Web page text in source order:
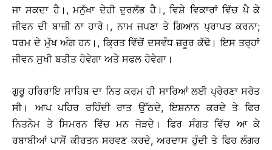
ਜਾ ਸਕਦਾ ਹੈ।, ਮਨੁੱਖਾ ਦੇਹੀ ਦੁਰਲੱਭ ਹੈ।, ਵਿਸ਼ੇ ਵਿਕਾਰਾਂ ਵਿੱਚ ਪੈ ਕੇ
ਜੀਵਨ ਦੀ ਬਾਜ਼ੀ ਨਾ ਹਾਰੋ।, ਨਾਮ ਜਪਣਾ ਤੇ ਗਿਆਨ ਪ੍ਰਾਪਤ ਕਰਨਾ;
ਧਰਮ ਦੇ ਮੁੱਖ ਅੰਗ ਹਨ।, ਕ੍ਰਿਤ ਵਿੱਚੋਂ ਦਸਵੰਧ ਜ਼ਰੂਰ ਕੱਢੋ। ਇਸ ਤਰ੍ਹਾਂ
ਜੀਵਨ ਸੁਖੀ ਬਤੀਤ ਹੋਵੇਗਾ ਅਤੇ ਸਫਲ ਹੋਵੇਗਾ।
ਗੁਰੂ ਹਰਿਰਾਇ ਸਾਹਿਬ ਦਾ ਨਿਤ ਕਰਮ ਹੀ ਸਾਰਿਆਂ ਲਈ ਪ੍ਰੇਰਣਾ ਸਰੋਤ
ਸੀ। ਆਪ ਪਹਿਰ ਰਹਿੰਦੀ ਰਾਤ ਉੱਠਦੇ, ਇਸ਼ਨਾਨ ਕਰਦੇ ਤੇ ਫਿਰ
ਨਿਤਨੇਮ ਤੇ ਸਿਮਰਨ ਵਿੱਚ ਮਨ ਜੋੜਦੇ। ਫਿਰ ਸੰਗਤ ਵਿੱਚ ਆ ਕੇ
ਰਬਾਬੀਆਂ ਪਾਸੋਂ ਕੀਰਤਨ ਸਰਵਣ ਕਰਦੇ, ਅਰਦਾਸ ਹੁੰਦੀ ਤੇ ਫਿਰ ਲੰਗਰ